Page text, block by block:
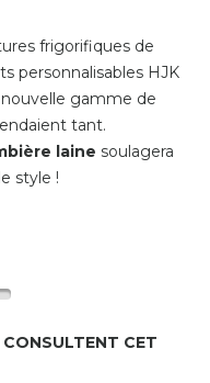
frigorifiques de
personnalisables HJK
gamme de
tant.
re laine soulagera
style !
CONSULTENT CET